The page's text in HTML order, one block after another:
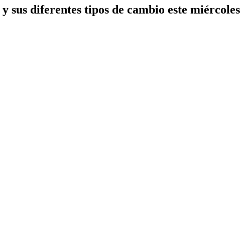
diferentes tipos de cambio este